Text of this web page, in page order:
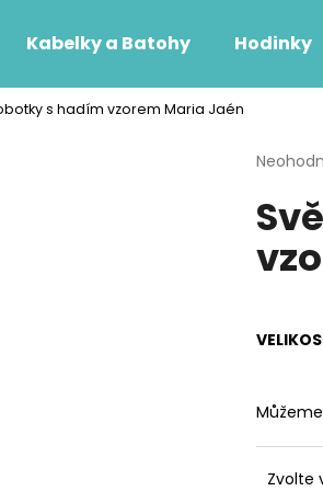
Kabelky a Batohy Hodinky
s hadím vzorem Maria Jaén
produktu
je
z
Zvolte
Co potřebujete najít?